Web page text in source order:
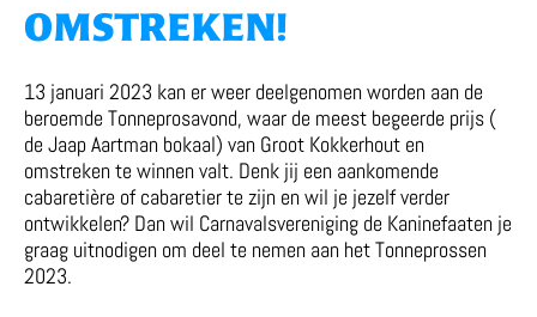
OMSTREKEN!
13 januari 2023 kan er weer deelgenomen worden aan de
beroemde Tonneprosavond, waar de meest begeerde prijs (
de Jaap Aartman bokaal) van Groot Kokkerhout en
omstreken te winnen valt. Denk jij een aankomende
cabaretière of cabaretier te zijn en wil je jezelf verder
ontwikkelen? Dan wil Carnavalsvereniging de Kaninefaaten je
graag uitnodigen om deel te nemen aan het Tonneprossen
2023.